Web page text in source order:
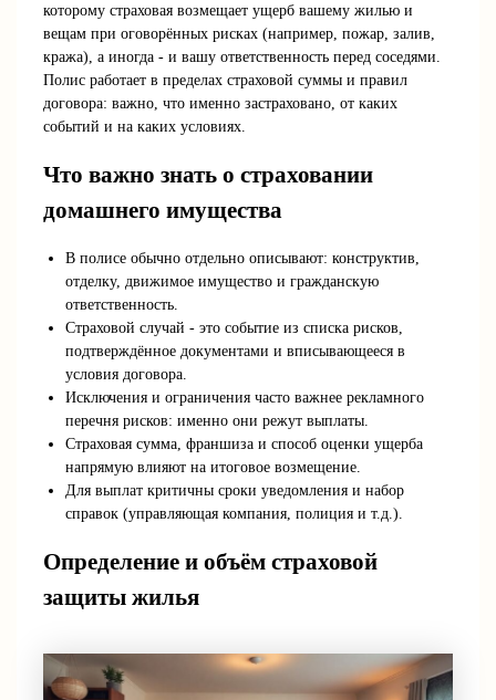
которому страховая возмещает ущерб вашему жилью и
вещам при оговорённых рисках (например, пожар, залив,
кража), а иногда - и вашу ответственность перед соседями.
Полис работает в пределах страховой суммы и правил
договора: важно, что именно застраховано, от каких
событий и на каких условиях.
Что важно знать о страховании
домашнего имущества
В полисе обычно отдельно описывают: конструктив,
отделку, движимое имущество и гражданскую
ответственность.
Страховой случай - это событие из списка рисков,
подтверждённое документами и вписывающееся в
условия договора.
Исключения и ограничения часто важнее рекламного
перечня рисков: именно они режут выплаты.
Страховая сумма, франшиза и способ оценки ущерба
напрямую влияют на итоговое возмещение.
Для выплат критичны сроки уведомления и набор
справок (управляющая компания, полиция и т.д.).
Определение и объём страховой
защиты жилья